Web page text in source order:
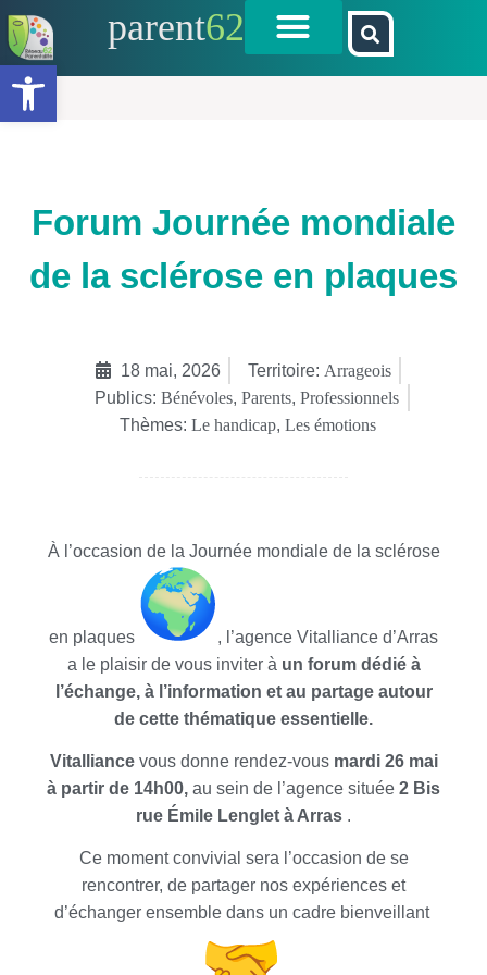
Ouvrir la barre d’outils
parent62
Forum Journée mondiale
de la sclérose en plaques
18 mai, 2026 Territoire: Arrageois
Publics: Bénévoles, Parents, Professionnels
Thèmes: Le handicap, Les émotions
À l’occasion de la Journée mondiale de la sclérose
en plaques
, l’agence Vitalliance d’Arras
a le plaisir de vous inviter à un forum dédié à
l’échange, à l’information et au partage autour
de cette thématique essentielle.
Vitalliancevous donne rendez-vous mardi 26 mai
à partir de 14h00, au sein de l’agence située 2 Bis
rue Émile Lenglet à Arras .
Ce moment convivial sera l’occasion de se
rencontrer, de partager nos expériences et
d’échanger ensemble dans un cadre bienveillant